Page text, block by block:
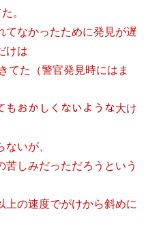
。
てなかったために発見が遅
けは
てた（警官発見時にはま
もおかしくないような大け
いが、
苦しみだっただろうという
上の速度でがけから斜めに